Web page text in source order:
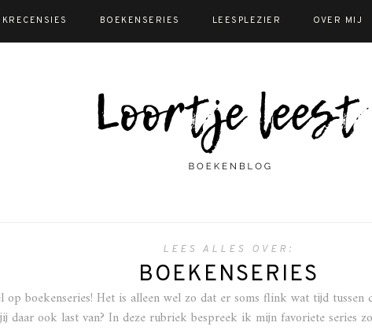
BOEKENSERIES LEESPLEZIER OVER MIJ
LEES ALLES OVER:
BOEKENSERIES
boekenseries! Het is alleen wel zo dat er soms flink wat tijd
daar ook last van? In deze rubriek bespreek ik mijn favoriete series